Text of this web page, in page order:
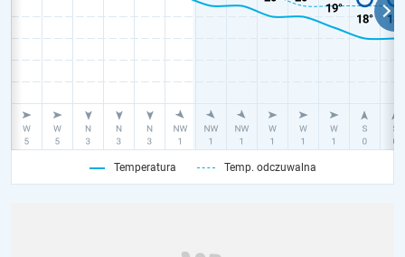
Temperatura Temp. odczuwalna